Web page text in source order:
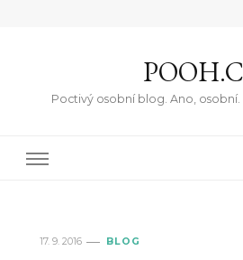
Poctivý osobní blog. Ano,
17. 9. 2016 BLOG